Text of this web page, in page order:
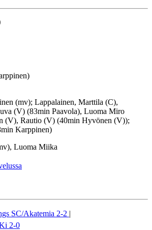
(mv); Lappalainen, Marttila (C),
(V) (83min Paavola), Luoma Miro
(V), Rautio (V) (40min Hyvönen (V));
Karppinen)
Luoma Miika
SC/Akatemia 2-2 |
2-0